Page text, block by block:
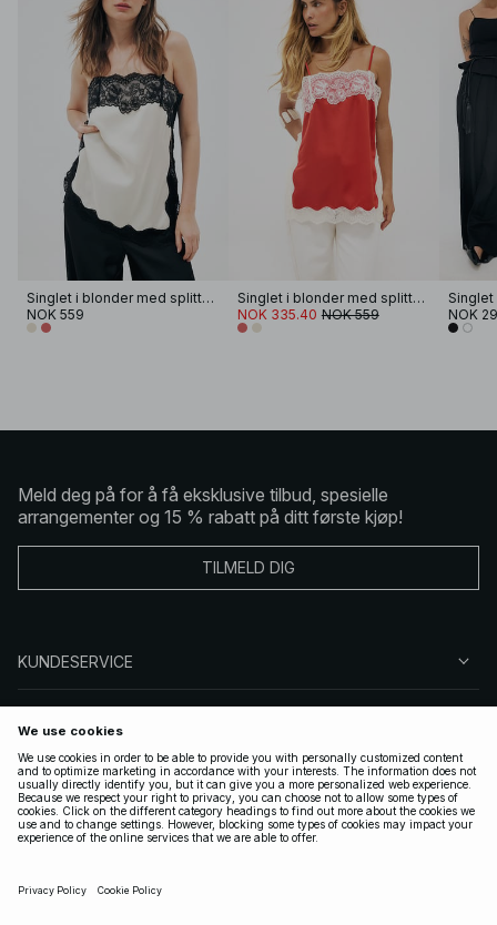
Singlet i blonder med splittdetaljer
NOK 559
Singlet i blonder med splittdetaljer
NOK 335.40 NOK 559
NOK
Meld deg på for å få eksklusive tilbud, spesielle
arrangementer og 15 % rabatt på ditt første kjøp!
TILMELD DIG
KUNDESERVICE
FØLG OSS
LOVLIG